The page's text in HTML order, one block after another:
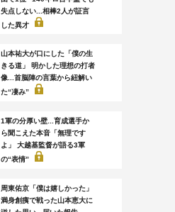
失点しない...相棒2人が証言
した異才
山本祐大が口にした「僕の生
きる道」 明かした理想の打者
像...首脳陣の言葉から紐解い
た“凄み”
1軍の分厚い壁...育成選手か
ら聞こえた本音「無理です
よ」 大越基監督が語る3軍
の“表情”
周東佑京「僕は嬉しかった」
満身創痍で戦った山本恵大に